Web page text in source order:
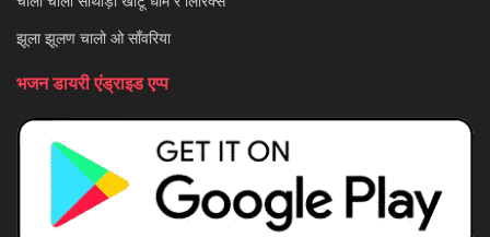
झूला झूलण चालो ओ साँवरिया
भजन डायरी एंड्राइड एप्प